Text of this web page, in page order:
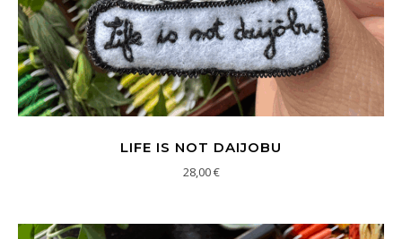
LIFE IS NOT DAIJOBU
28,00€